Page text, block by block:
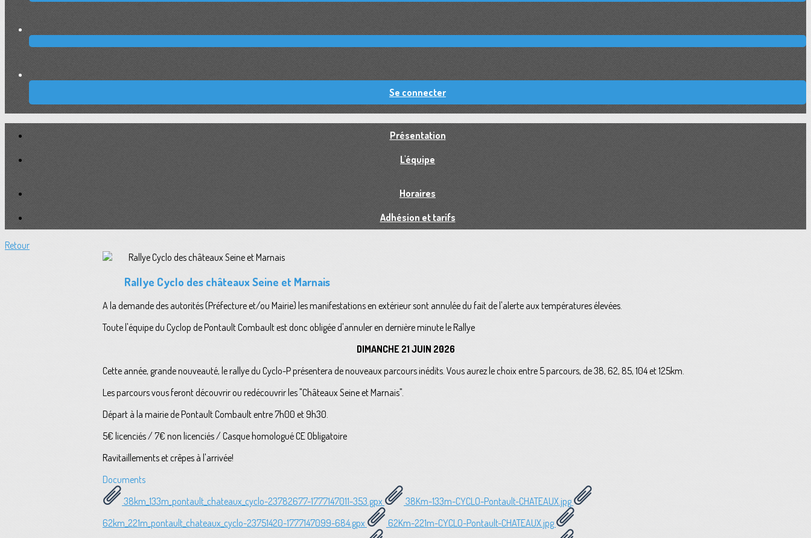
Se connecter
Présentation
L'équipe
Horaires
Adhésion et tarifs
Retour
Rallye Cyclo des châteaux Seine et Marnais
A la demande des autorités (Préfecture et/ou Mairie) les manifestations en extérieur sont annulée du fait de l'alerte aux températures élevées.
Toute l'équipe du Cyclop de Pontault Combault est donc obligée d'annuler en dernière minute le Rallye
DIMANCHE 21 JUIN 2026
Cette année, grande nouveauté, le rallye du Cyclo-P présentera de nouveaux parcours inédits. Vous aurez le choix entre 5 parcours, de 38, 62, 85, 104 et 125km.
Les parcours vous feront découvrir ou redécouvrir les "Châteaux Seine et Marnais".
Départ à la mairie de Pontault Combault entre 7h00 et 9h30.
5€ licenciés / 7€ non licenciés / Casque homologué CE Obligatoire
Ravitaillements et crêpes à l'arrivée!
Documents
38km_133m_pontault_chateaux_cyclo-23782677-1777147011-353.gpx
38Km-133m-CYCLO-Pontault-CHATEAUX.jpg
62km_221m_pontault_chateaux_cyclo-23751420-1777147099-684.gpx
62Km-221m-CYCLO-Pontault-CHATEAUX.jpg